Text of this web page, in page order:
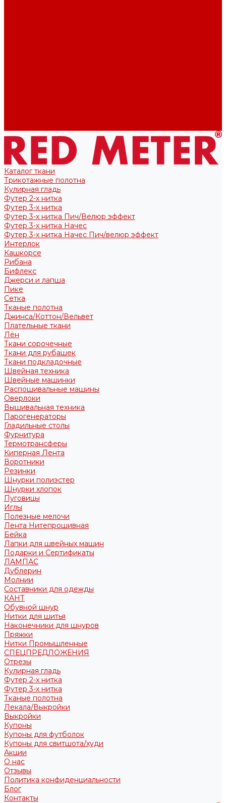
Каталог ткани
Трикотажные полотна
Кулирная гладь
Футер 2-х нитка
Футер 3-х нитка
Футер 3-х нитка Пич/Велюр эффект
Футер 3-х нитка Начес
Футер 3-х нитка Начес Пич/велюр эффект
Интерлок
Кашкорсе
Рибана
Бифлекс
Джерси и лапша
Пике
Сетка
Тканые полотна
Джинса/Коттон/Вельвет
Плательные ткани
Лён
Ткани сорочечные
Ткани для рубашек
Ткани подкладочные
Швейная техника
Швейные машинки
Распошивальные машины
Оверлоки
Вышивальная техника
Парогенераторы
Гладильные столы
Фурнитура
Термотрансферы
Киперная Лента
Воротники
Резинки
Шнурки полиэстер
Шнурки хлопок
Пуговицы
Иглы
Полезные мелочи
Лента Нитепрошивная
Бейка
Лапки для швейных машин
Подарки и Сертификаты
ЛАМПАС
Дублерин
Молнии
Составники для одежды
КАНТ
Обувной шнур
Нитки для шитья
Наконечники для шнуров
Пряжки
Нитки Промышленные
СПЕЦПРЕДЛОЖЕНИЯ
Отрезы
Кулирная гладь
Футер 2-х нитка
Футер 3-х нитка
Тканые полотна
Лекала/Выкройки
Выкройки
Купоны
Купоны для футболок
Купоны для свитшота/худи
Акции
О нас
Отзывы
Политика конфиденциальности
Блог
Контакты